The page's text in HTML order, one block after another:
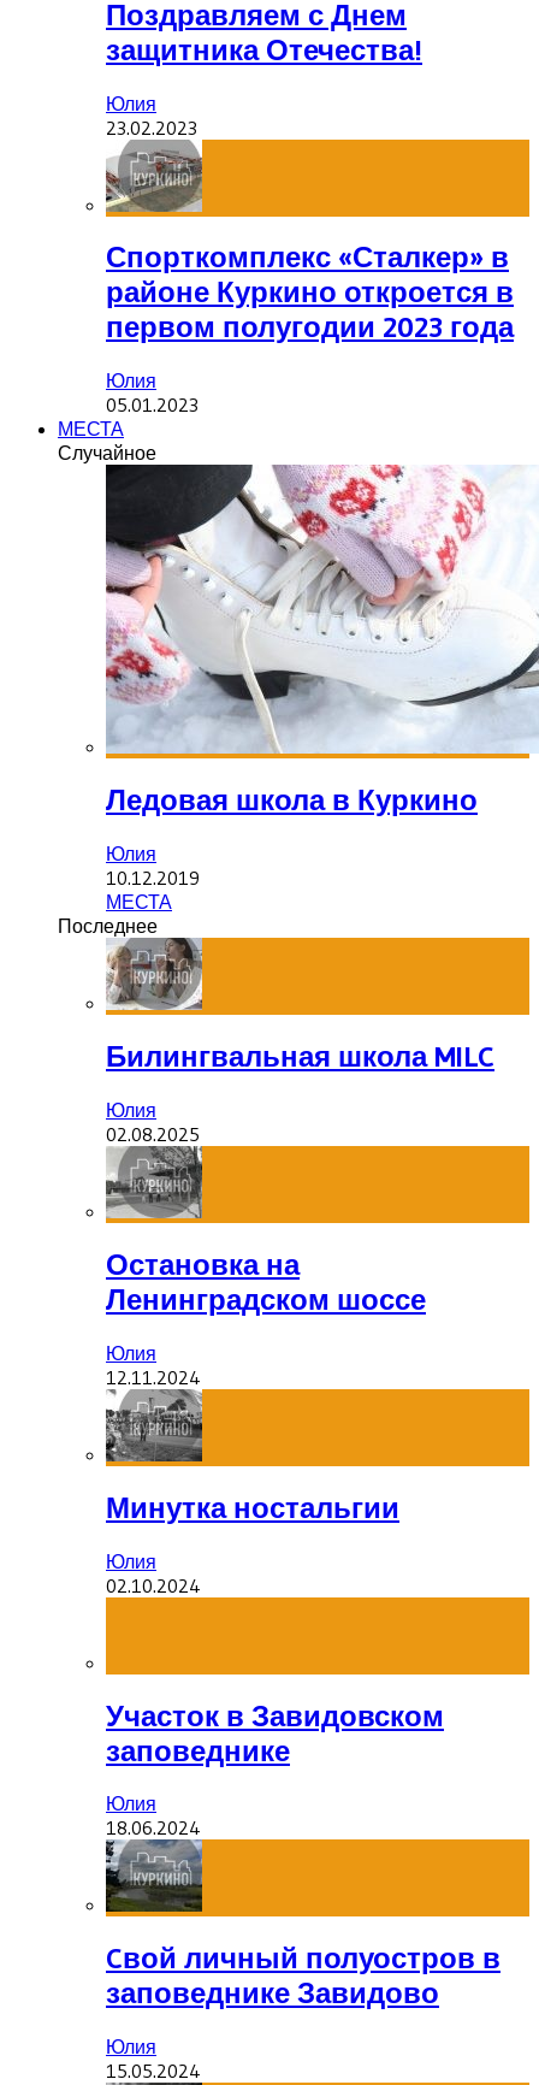
Поздравляем с Днем
защитника Отечества!
Юлия
23.02.2023
Спорткомплекс «Сталкер» в
районе Куркино откроется в
первом полугодии 2023 года
Юлия
05.01.2023
МЕСТА
Случайное
Ледовая школа в Куркино
Юлия
10.12.2019
МЕСТА
Последнее
Билингвальная школа MILC
Юлия
02.08.2025
Остановка на
Ленинградском шоссе
Юлия
12.11.2024
Минутка ностальгии
Юлия
02.10.2024
Участок в Завидовском
заповеднике
Юлия
18.06.2024
Cвой личный полуостров в
заповеднике Завидово
Юлия
15.05.2024